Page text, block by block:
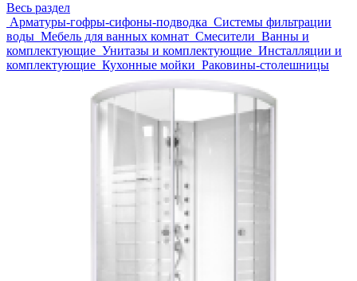
Весь раздел
Арматуры-гофры-сифоны-подводка Системы фильтрации
воды Мебель для ванных комнат Смесители Ванны и
комплектующие Унитазы и комплектующие Инсталляции и
комплектующие Кухонные мойки Раковины-столешницы